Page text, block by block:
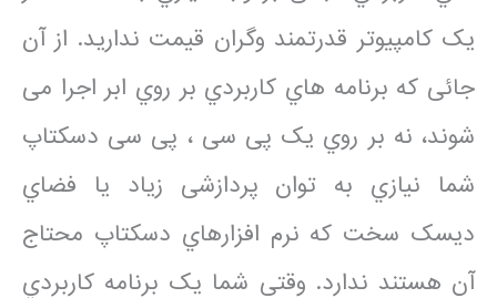
یک کامپیوتر قدرتمند وگران قیمت ندارید. از آن
جائی که برنامه هاي کاربردي بر روي ابر اجرا می
شوند، نه بر روي یک پی سی ، پی سی دسکتاپ
شما نیازي به توان پردازشی زیاد یا فضاي
دیسک سخت که نرم افزارهاي دسکتاپ محتاج
آن هستند ندارد. وقتی شما یک برنامه کاربردي